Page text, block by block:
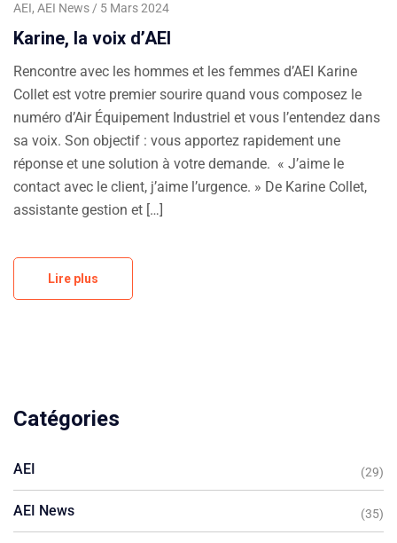
AEI, AEI News 5 Mars 2024
Karine, la voix d’AEI
Rencontre avec les hommes et les femmes d’AEI Karine
Collet est votre premier sourire quand vous composez le
numéro d’Air Équipement Industriel et vous l’entendez dans
sa voix. Son objectif : vous apportez rapidement une
réponse et une solution à votre demande. « J’aime le
contact avec le client, j’aime l’urgence. » De Karine Collet,
assistante gestion et […]
Lire plus
Catégories
AEI (29)
AEI News (35)